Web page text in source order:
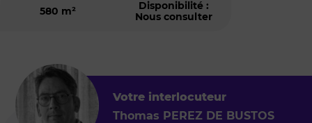
580 m²
Disponibilité :
Nous consulter
Votre interlocuteur
Thomas PEREZ DE BUSTOS